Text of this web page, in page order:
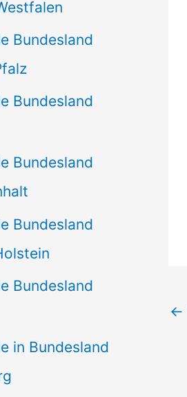
Bundesland
Bundesland
Bundesland
Bundesland
Bundesland
in Bundesland
←